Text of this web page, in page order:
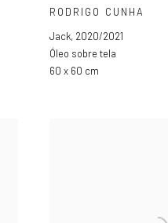
RODRIGO CUNHA
Jack, 2020/2021
Óleo sobre tela
60 x 60 cm